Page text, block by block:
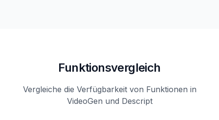
Funktionsvergleich
Vergleiche die Verfügbarkeit von Funktionen in
VideoGen und Descript